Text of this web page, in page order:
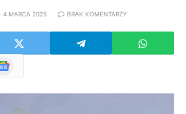
4 MARCA 2025 BRAK KOMENTARZY